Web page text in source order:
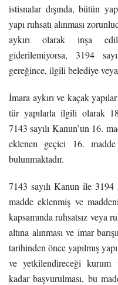
istisnalar dışında, bütün
yapı ruhsatı alınması
aykırı olarak inşa
giderilemiyorsa, 3194
gereğince, ilgili belediye
İmara aykırı ve kaçak
tür yapılarla ilgili olarak
7143 sayılı Kanun’un 16.
eklenen geçici 16.
bulunmaktadır.
7143 sayılı Kanun ile 3194
madde eklenmiş ve
kapsamında ruhsatsız veya
altına alınması ve imar
tarihinden önce yapılmış
ve yetkilendireceği kurum
kadar başvurulması, bu